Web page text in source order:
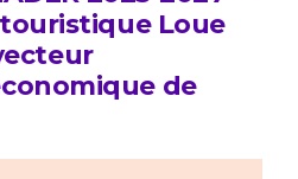
touristique Loue
de